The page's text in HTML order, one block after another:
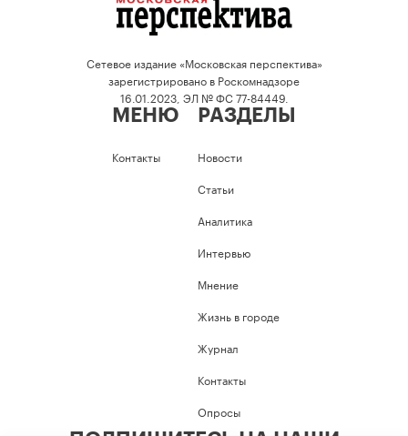
Сетевое издание «Московская перспектива»
зарегистрировано в Роскомнадзоре
16.01.2023, ЭЛ № ФС 77-84449.
МЕНЮ
Контакты
РАЗДЕЛЫ
Новости
Статьи
Аналитика
Интервью
Мнение
Жизнь в городе
Журнал
Контакты
Опросы